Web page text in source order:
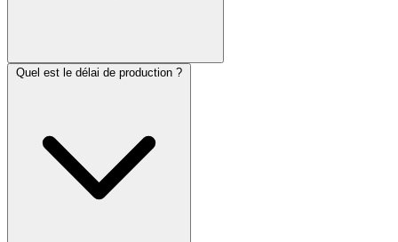
Quel est le délai de production ?